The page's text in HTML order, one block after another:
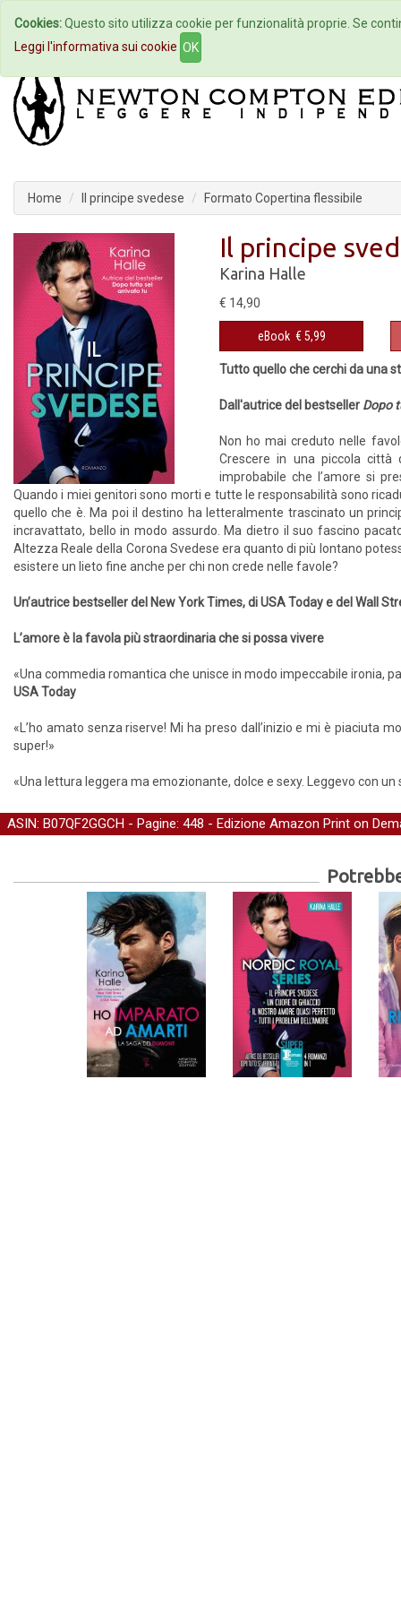
Home Autori Eventi
Home Il principe svedese Formato Copertina flessibile
Il principe
Karina Halle
€ 14,90
eBook € 5,99
Tutto quello che cerchi da una
Dall'autrice del bestseller Dopo
Non ho mai creduto nelle
Crescere in una piccola città
improbabile che l’amore si
Quando i miei genitori sono morti e tutte le responsabilità sono
quello che è. Ma poi il destino ha letteralmente trascinato un
incravattato, bello in modo assurdo. Ma dietro il suo fascino
Altezza Reale della Corona Svedese era quanto di più lontano
esistere un lieto fine anche per chi non crede nelle favole?
Un’autrice bestseller del New York Times, di USA Today e del Wall
L’amore è la favola più straordinaria che si possa vivere
«Una commedia romantica che unisce in modo impeccabile ironia,
USA Today
«L’ho amato senza riserve! Mi ha preso dall’inizio e mi è piaciuta
super!»
«Una lettura leggera ma emozionante, dolce e sexy. Leggevo con
ASIN: B07QF2GGCH - Pagine: 448 - Edizione Amazon Print on
Cookies:Questo sito utilizza cookie per funzionalità proprie. Se
Leggi l'informativa sui cookie OK